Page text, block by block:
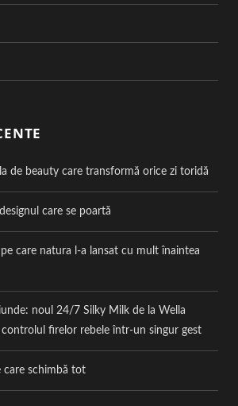
de beauty care transformă orice zi toridă
care se poartă
care natura l-a lansat cu mult înaintea
noul 24/7 Silky Milk de la Wella
controlul firelor rebele într-un singur gest
care schimbă tot